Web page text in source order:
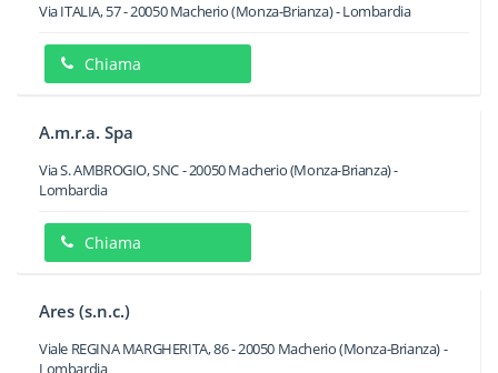
Via ITALIA, 57-20050 Macherio(Monza-Brianza) -Lombardia
Chiama
A.m.r.a. Spa
Via S. AMBROGIO, SNC-20050Macherio(Monza-Brianza) -
Lombardia
Chiama
Ares (s.n.c.)
Viale REGINA MARGHERITA, 86-20050 Macherio(Monza-Brianza) -
Lombardia